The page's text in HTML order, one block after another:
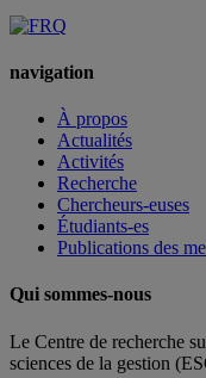
navigation
À propos
Actualités
Activités
Recherche
Chercheurs-euses
Étudiants-es
Publications des
Qui sommes-nous
Le Centre de recherche
sciences de la gestion